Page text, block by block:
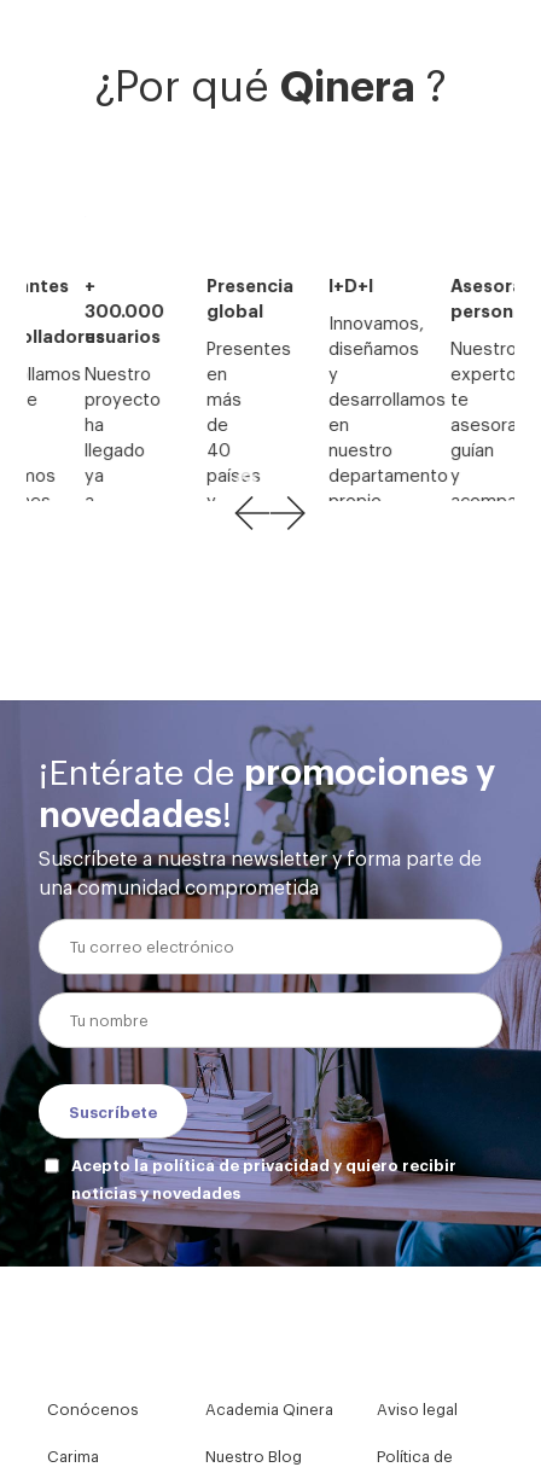
¿Por qué Qinera ?
Presencia
global
Presentes
en
más
de
40
países
y
I+D+I
Innovamos,
diseñamos
y
desarrollamos
en
nuestro
departamento
propio
Asesoramiento
Nuestros
expertos
te
asesoran,
guían
y
acompañan
a
Expertos
Somos
en
tecnología
de
apoyo,
¡Entérate depromociones y
novedades!
Suscríbete a nuestra newsletter y forma parte de
una comunidad comprometida
Acepto la política de privacidad y quiero recibir
noticias y novedades
Conócenos
Carima
Academia Qinera
Nuestro Blog
Aviso legal
Política de